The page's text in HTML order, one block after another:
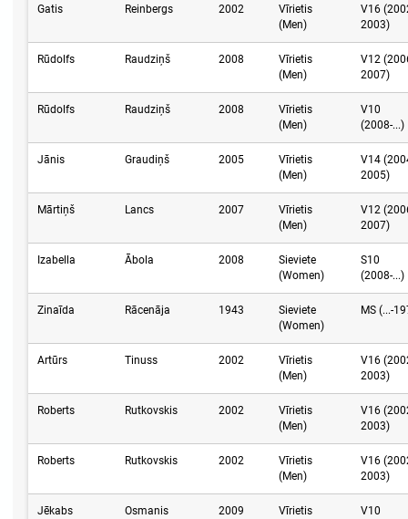
Gatis Reinbergs 2002
Vīrietis
(Men)
V16
2003)
Rūdolfs Raudziņš 2008
Vīrietis
(Men)
V12
2007)
Rūdolfs Raudziņš 2008
Vīrietis
(Men)
V10
(2008-...)
Jānis Graudiņš 2005
Vīrietis
(Men)
V14
2005)
Mārtiņš Lancs 2007
Vīrietis
(Men)
V12
2007)
Izabella Ābola 2008
Sieviete
(Women)
S10
(2008-...)
Zinaīda Rācenāja 1943
Sieviete
(Women)
MS (...-
Artūrs Tinuss 2002
Vīrietis
(Men)
V16
2003)
Roberts Rutkovskis 2002
Vīrietis
(Men)
V16
2003)
Roberts Rutkovskis 2002
Vīrietis
(Men)
V16
2003)
Jēkabs Osmanis 2009
Vīrietis
V10